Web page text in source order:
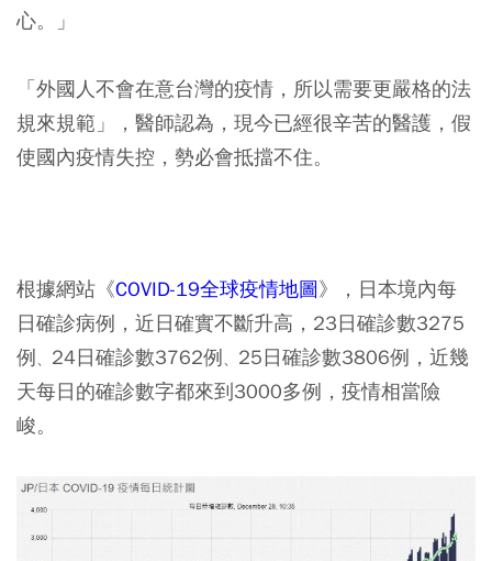
心。」
「外國人不會在意台灣的疫情，所以需要更嚴格的法
規來規範」，醫師認為，現今已經很辛苦的醫護，假
使國內疫情失控，勢必會抵擋不住。
根據網站《COVID-19全球疫情地圖》，日本境內每
日確診病例，近日確實不斷升高，23日確診數3275
例
24日確診數3762例
25日確診數3806例，近幾
天每日的確診數字都來到3000多例，疫情相當險
峻。